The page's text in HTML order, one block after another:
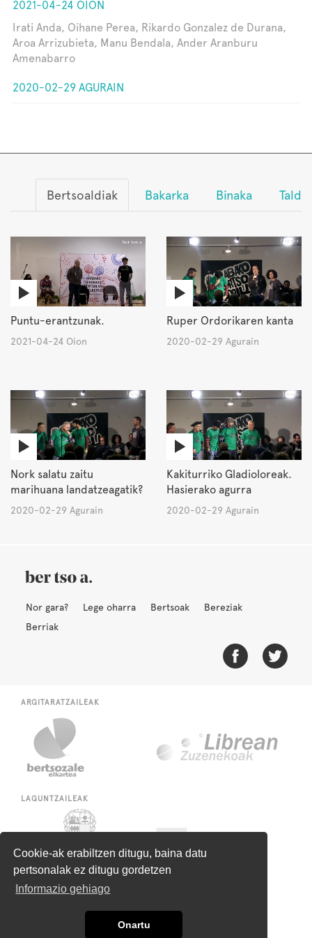
Cookie-ak erabiltzen ditugu, baina datu
pertsonalak ez ditugu gordetzen
Informazio gehiago
Onartu
2021-04-24 OION
Irati Anda, Oihane Perea, Rikardo Gonzalez de Durana,
Aroa Arrizubieta, Manu Bendala, Ander Aranburu
Amenabarro
2020-02-29 AGURAIN
Bertsoaldiak Bakarka Binaka
Puntu-erantzunak.
2021-04-24 Oion
Ruper Ordorikaren kanta
2020-02-29 Agurain
Nork salatu zaitu
marihuana landatzeagatik?
2020-02-29 Agurain
Kakiturriko Gladioloreak.
Hasierako agurra
2020-02-29 Agurain
Nor gara? Lege oharra Bertsoak
Bereziak
Berriak
ARGITARATZAILEAK
LAGUNTZAILEAK